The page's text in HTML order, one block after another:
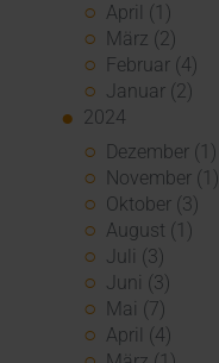
April (1)
März (2)
Februar (4)
Januar (2)
2024
Dezember (1)
November (1)
Oktober (3)
August (1)
Juli (3)
Juni (3)
Mai (7)
April (4)